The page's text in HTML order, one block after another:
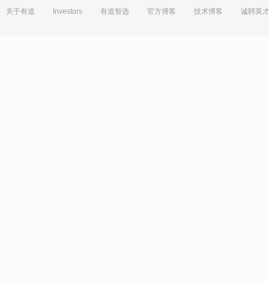
关于有道 Investors 有道智选 官方博客 技术博客 诚聘英才